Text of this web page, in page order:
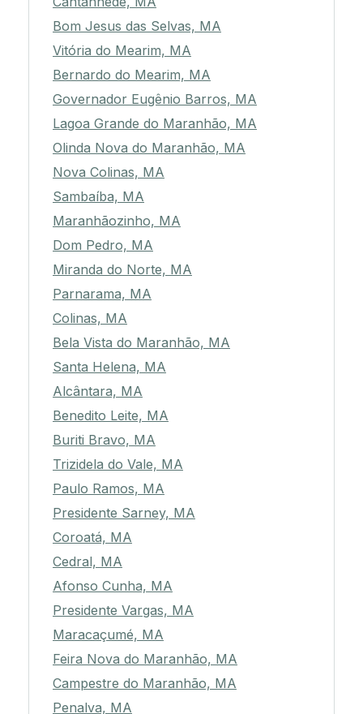
Bom Jesus das Selvas, MA
Vitória do Mearim, MA
Bernardo do Mearim, MA
Governador Eugênio Barros, MA
Lagoa Grande do Maranhão, MA
Olinda Nova do Maranhão, MA
Nova Colinas, MA
Sambaíba, MA
Maranhãozinho, MA
Dom Pedro, MA
Miranda do Norte, MA
Parnarama, MA
Colinas, MA
Bela Vista do Maranhão, MA
Santa Helena, MA
Alcântara, MA
Benedito Leite, MA
Buriti Bravo, MA
Trizidela do Vale, MA
Paulo Ramos, MA
Presidente Sarney, MA
Coroatá, MA
Cedral, MA
Afonso Cunha, MA
Presidente Vargas, MA
Maracaçumé, MA
Feira Nova do Maranhão, MA
Campestre do Maranhão, MA
Penalva, MA